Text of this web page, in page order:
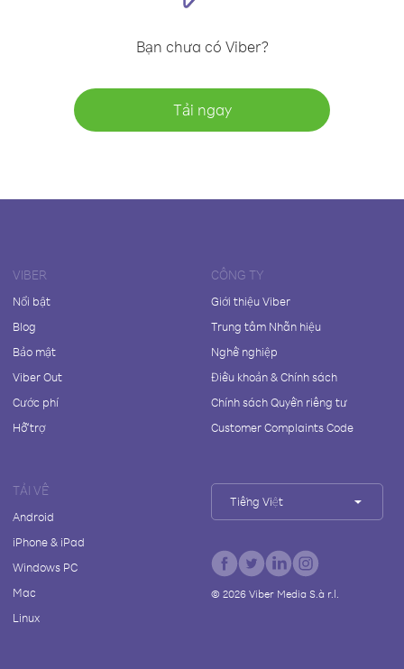
Bạn chưa có Viber?
Tải ngay
VIBER
Nổi bật
Blog
Bảo mật
Viber Out
Cước phí
Hỗ trợ
CÔNG TY
Giới thiệu Viber
Trung tâm Nhãn hiệu
Nghề nghiệp
Điều khoản & Chính sách
Chính sách Quyền riêng tư
Customer Complaints Code
TẢI VỀ
Android
iPhone & iPad
Windows PC
Mac
Linux
Tiếng Việt
© 2026Viber Media S.à r.l.